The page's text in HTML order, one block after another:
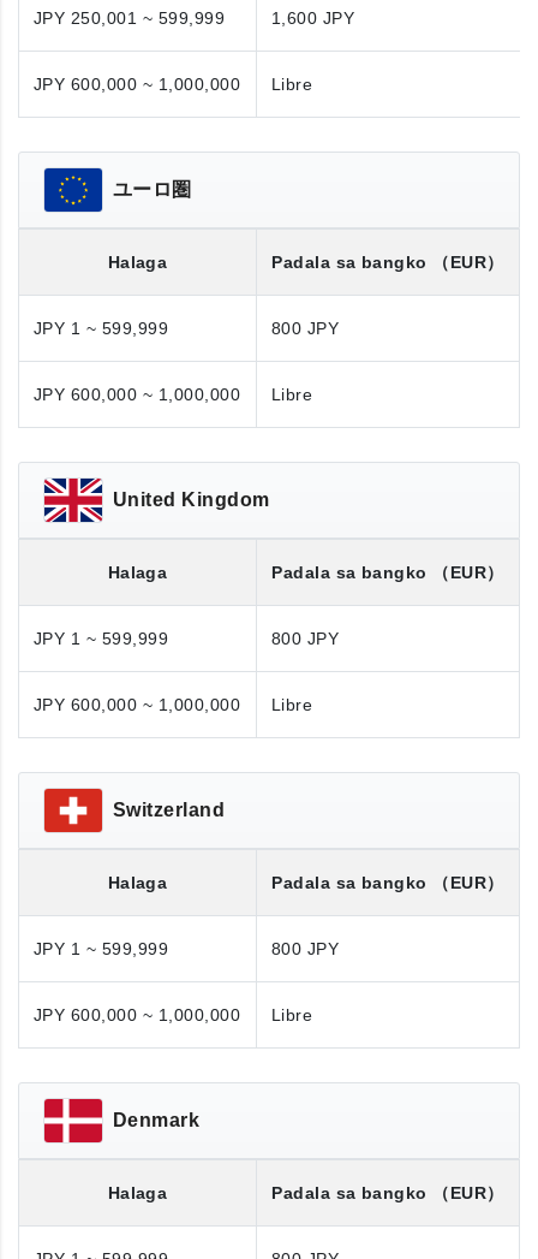
JPY 250,001 ~ 599,999 1,600 JPY
JPY 600,000 ~ 1,000,000 Libre
ユーロ圏
Halaga Padala sa bangko （EUR）
JPY 1 ~ 599,999 800 JPY
JPY 600,000 ~ 1,000,000 Libre
United Kingdom
Halaga Padala sa bangko （EUR）
JPY 1 ~ 599,999 800 JPY
JPY 600,000 ~ 1,000,000 Libre
Switzerland
Halaga Padala sa bangko （EUR）
JPY 1 ~ 599,999 800 JPY
JPY 600,000 ~ 1,000,000 Libre
Denmark
Halaga Padala sa bangko （EUR）